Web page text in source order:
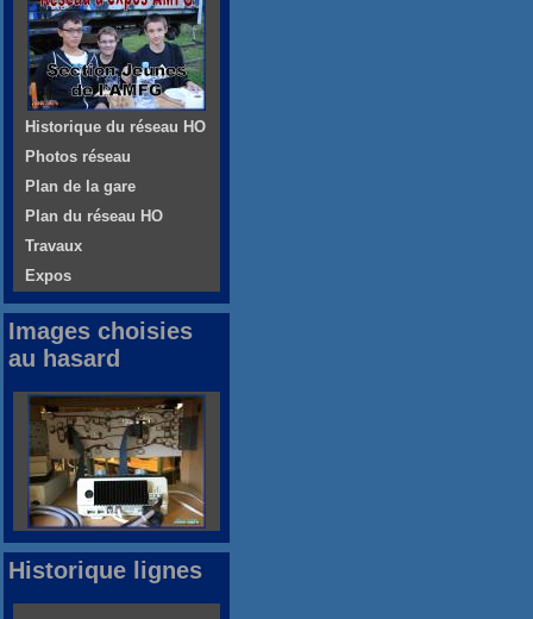
Historique du réseau HO
Photos réseau
Plan de la gare
Plan du réseau HO
Travaux
Expos
Images choisies
au hasard
Historique lignes